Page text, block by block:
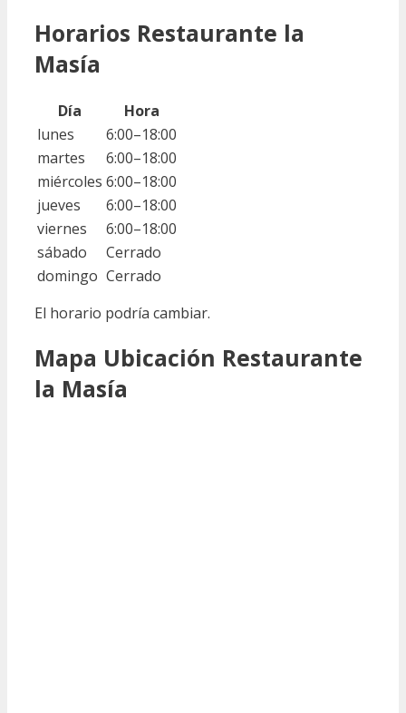
Horarios Restaurante la
Masía
Día
Hora
lunes
6:00–18:00
martes
6:00–18:00
miércoles 6:00–18:00
jueves
6:00–18:00
viernes
6:00–18:00
sábado
Cerrado
domingo Cerrado
El horario podría cambiar.
Mapa Ubicación Restaurante
la Masía